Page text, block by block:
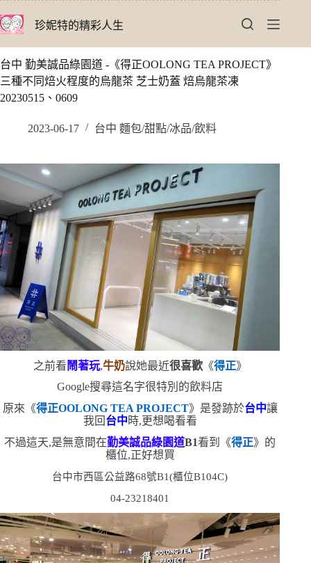
至
要
內
容
珍妮特的精彩人生
台中 勤美誠品綠園道 -《得正OOLONG TEA PROJECT》
三種不同焙火程度的烏龍茶 芝士奶蓋 焙烏龍茶凍
20230515、0609
2023-06-17 台中 麵包/甜點/冰品/飲料
之前看 鬧著玩,牛奶說她最近很喜歡《得正》
Google搜尋這名字很特別的飲料店
原來《得正OOLONG TEA PROJECT》是發跡於台中讓
我回 台中時,更想喝看看
不過這天,是無意間在勤美誠品綠園道B1看到《得正》的
櫃位,正好想買
台中市西區公益路68號B1(櫃位B104C)
04-23218401